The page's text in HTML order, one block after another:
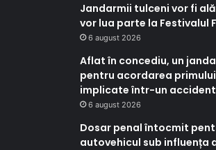
Jandarmii tulceni vor fi
vor lua parte la Festivalul
6 august 2026
Aflat în concediu, un
pentru acordarea
implicate într-un
6 august 2026
Dosar penal întocmit
autovehicul sub influența